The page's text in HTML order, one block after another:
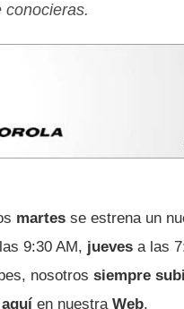
conocieras.
martes se estrena un
9:30 AM, jueves a las
nosotros siempre
aquí­ en nuestra Web.